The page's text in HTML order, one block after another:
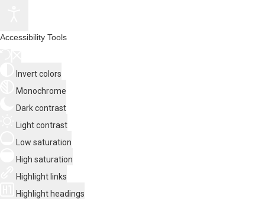
Accessibility Tools
Invert colors
Monochrome
Dark contrast
Light contrast
Low saturation
High saturation
Highlight links
Highlight headings